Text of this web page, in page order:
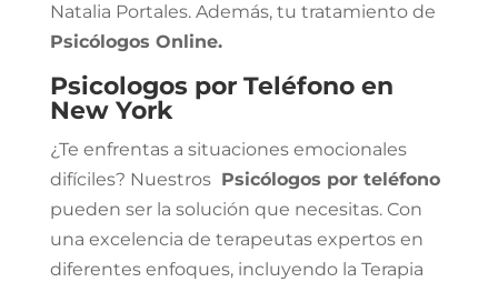
Natalia Portales. Además, tu tratamiento de
Psicólogos Online.
Psicologos por Teléfono en
New York
¿Te enfrentas a situaciones emocionales
difíciles? Nuestros Psicólogos por teléfono
pueden ser la solución que necesitas. Con
una excelencia de terapeutas expertos en
diferentes enfoques, incluyendo la Terapia